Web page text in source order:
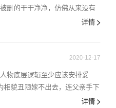
删的干干净净，仿佛从来没有
详情
2020-12-17
物底层逻辑至少应该安排妥
相貌丑陋嫁不出去，连父亲手下
详情